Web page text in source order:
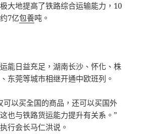
大地提高了铁路综合运输能力，10
7亿包養吨。
能日益充足，湖南长沙、怀化、株
东莞等城市相继开通中欧班列。
可以买全国的商品，还可以买国外
也与铁路货运能力提升有关系。”
行会长马仁洪说。